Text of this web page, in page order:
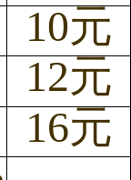
10元
12元
16元